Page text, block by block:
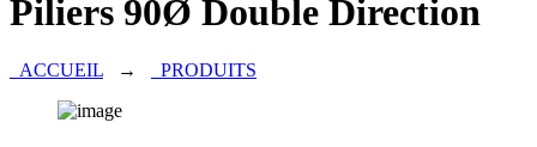
Piliers 90Ø Double Direction
ACCUEIL → PRODUITS